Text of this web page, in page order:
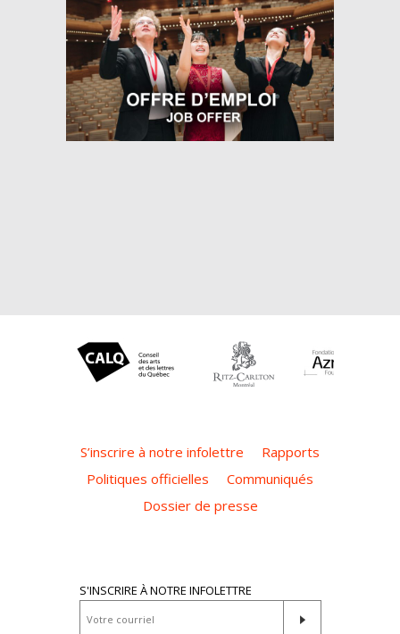
S’inscrire à notre infolettre
Rapports
Politiques officielles
Communiqués
Dossier de presse
S'INSCRIRE À NOTRE INFOLETTRE